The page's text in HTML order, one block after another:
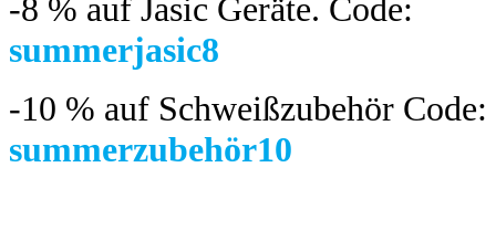
-8 % auf Jasic Geräte. Code:
summerjasic8
-10 % auf Schweißzubehör Code:
summerzubehör10